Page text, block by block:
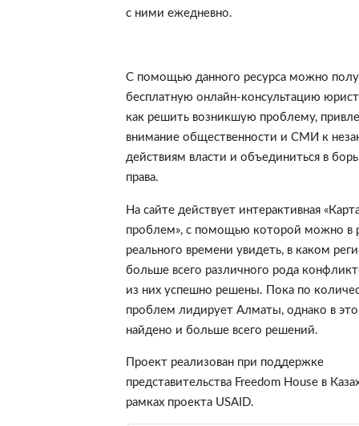
с ними ежедневно.
С помощью данного ресурса можно
бесплатную онлайн-консультацию
как решить возникшую проблему,
внимание общественности и СМИ к
действиям власти и объединиться в
права.
На сайте действует интерактивная
проблем», с помощью которой можно в
реального времени увидеть, в каком
больше всего различного рода
из них успешно решены. Пока по
проблем лидирует Алматы, однако в
найдено и больше всего решений.
Проект реализован при поддержке
представительства Freedom House в
рамках проекта USAID.